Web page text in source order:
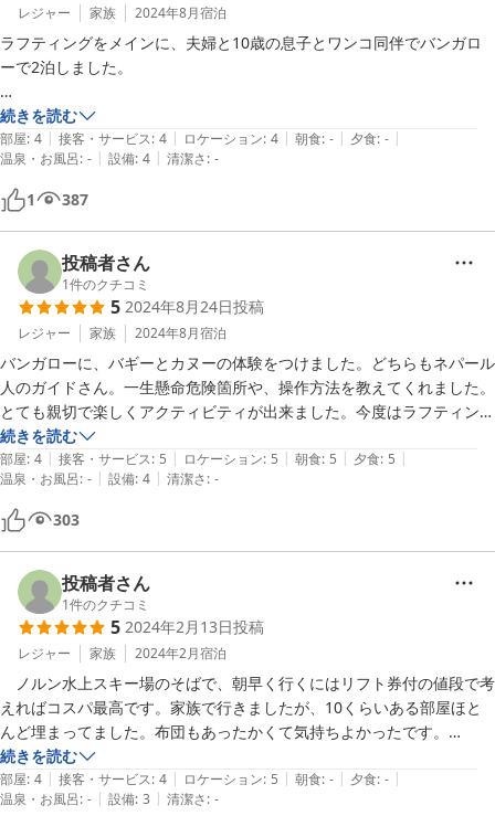
レジャー 家族 2024年8月宿泊
ラフティングをメインに、夫婦と10歳の息子とワンコ同伴でバンガロ
ーで2泊しました。
まず立地がすばらしい！
利根川の上流なのに、こちらのキャンプ場は、険しい山道などがほぼゼ
ロ。
都心は猛暑でも、こちら水上はエアコンなしでも窓の風だけで快適！
それでいて、みなかみ温泉の中心街へのアクセスも、車で楽々でした。
ラフティングは、平日だったので、ワンコも載せてもらえました！
ほぼ外国人コーチとはいえ、初心者にも安心のコーチングで、東南アジ
ア特有の朗らかさも感じられてよかった。
また、BBQもスペアリブ付きで、めちゃめちゃ美味しかった！
電話やメールであれこれ注文してしまいましたが、誠実なご対応で、本
当に助かりました。
虫好きの息子には、カマキリ、トンボ、クサキリなどもたまらなくうれ
しかった様子！
親の休憩の間は、捕虫網を持って走り回ってましたよ！
迷惑な客や下品な客もまったくおらず快適。
滞在中、どれもこれもとっても素敵な旅になり、いい思い出ができ、感
謝しております。
続きを読む
部屋: 4 | 接客・サービス: 4 | ロケーション: 4 | 朝食: - | 夕食: - |
温泉・お風呂: - | 設備: 4 | 清潔さ: -
1 387
投稿者さん
1件のクチコミ
5 2024年8月24日投稿
レジャー 家族 2024年8月宿泊
バンガローに、バギーとカヌーの体験をつけました。どちらもネパール
人のガイドさん。一生懸命危険箇所や、操作方法を教えてくれました。
とても親切で楽しくアクティビティが出来ました。今度はラフティング
続きを読む
部屋: 4 | 接客・サービス: 5 | ロケーション: 5 | 朝食: 5 | 夕食: 5 |
温泉・お風呂: - | 設備: 4 | 清潔さ: -
303
投稿者さん
1件のクチコミ
5 2024年2月13日投稿
レジャー 家族 2024年2月宿泊
ノルン水上スキー場のそばで、朝早く行くにはリフト券付の値段で考
えればコスパ最高です。家族で行きましたが、10くらいある部屋ほと
んど埋まってました。布団もあったかくて気持ちよかったです。
また利用したいですね。（奥さん次第ですが）
続きを読む
部屋: 4 | 接客・サービス: 4 | ロケーション: 5 | 朝食: - | 夕食: - |
温泉・お風呂: - | 設備: 3 | 清潔さ: -